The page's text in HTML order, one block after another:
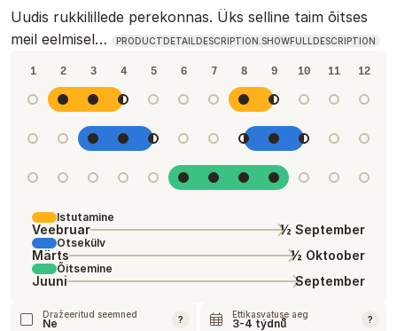
Uudis rukkilillede perekonnas. Üks selline taim õitses
meil eelmisel…
PRODUCTDETAILDESCRIPTION.SHOWFULLDESCRIPTION
1 2 3 4 5 6 7 8 9 10 11 12
Istutamine
Veebruar ½ September
Otsekülv
Märts ½ Oktoober
Õitsemine
Juuni September
Dražeeritud seemned
Ne ? Ettikasvatuse aeg
3-4 týdnů ?